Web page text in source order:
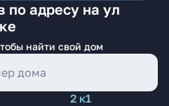
по адресу на ул
найти свой дом
2 к1